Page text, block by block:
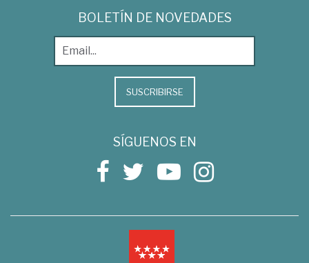
BOLETÍN DE NOVEDADES
SUSCRIBIRSE
SÍGUENOS EN